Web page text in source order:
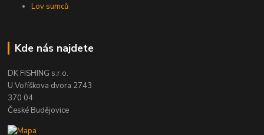
Lov sumců
Kde nás najdete
DK FISHING s.r.o.
U Voříškova dvora 2743
370 04
České Budějovice